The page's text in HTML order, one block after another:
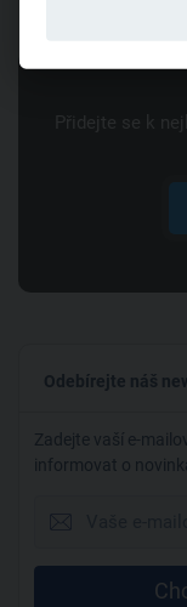
Přidejte se k
Odebírejte náš
Zadejte vaší e-
informovat o